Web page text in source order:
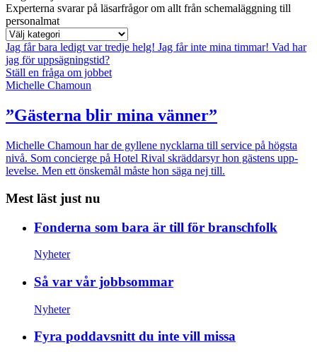
Experterna svarar på läsarfrågor om allt från schemaläggning till
personalmat
Jag får bara ledigt var tredje helg! Jag får inte mina timmar! Vad har
jag för uppsägningstid?
Ställ en fråga om jobbet
Michelle Chamoun
”Gästerna blir mina vänner”
Michelle Chamoun har de gyllene nycklarna till service på högsta
nivå. Som concierge på Hotel Rival skräddarsyr hon gästens upp­
levelse. Men ett önskemål måste hon säga nej till.
Mest läst just nu
Fonderna som bara är till för branschfolk
Nyheter
Så var vår jobbsommar
Nyheter
Fyra poddavsnitt du inte vill missa